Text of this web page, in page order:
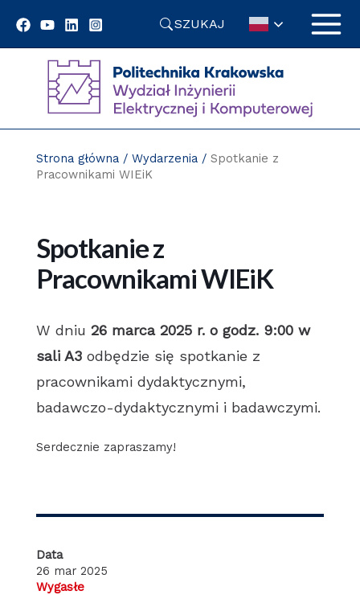
SZUKAJ
Strona główna/ Wydarzenia/ Spotkanie z
Pracownikami WIEiK
Spotkanie z
Pracownikami WIEiK
W dniu 26 marca 2025 r. o godz. 9:00 w
sali A3odbędzie się spotkanie z
pracownikami dydaktycznymi,
badawczo-dydaktycznymi i badawczymi.
Serdecznie zapraszamy!
Data
26 mar 2025
Wygasłe